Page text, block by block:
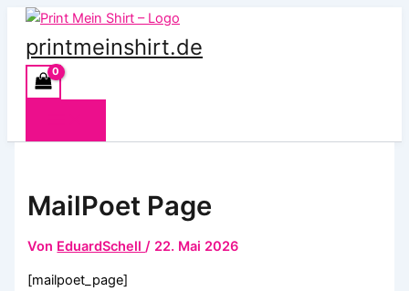
Zum
Inhalt
springen
printmeinshirt.de
MailPoet Page
Von EduardSchell/ 22. Mai 2026
[mailpoet_page]